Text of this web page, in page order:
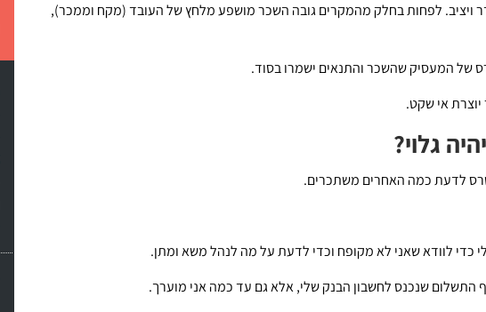
ויציב. לפחות בחלק מהמקרים גובה השכר מושפע מלחץ של העובד (מקח וממכר),
של המעסיק שהשכר והתנאים ישמרו בסוד.
אי שקט.
גלוי?
לדעת כמה האחרים משתכרים.
לוודא שאני לא מקופח וכדי לדעת על מה לנהל משא ומתן.
התשלום שנכנס לחשבון הבנק שלי, אלא גם עד כמה אני מוערך.